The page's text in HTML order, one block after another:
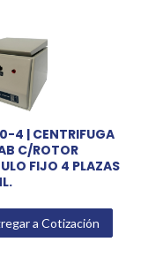
4 | CENTRIFUGA
C/ROTOR
FIJO 4 PLAZAS
a Cotización